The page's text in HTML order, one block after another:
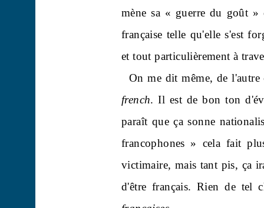
mène sa « guerre du goût
française telle qu'elle s'est
et tout particulièrement à
On me dit même, de
french. Il est de bon ton
paraît que ça sonne
francophones » cela fait
victimaire, mais tant pis, ça
d'être français. Rien de tel